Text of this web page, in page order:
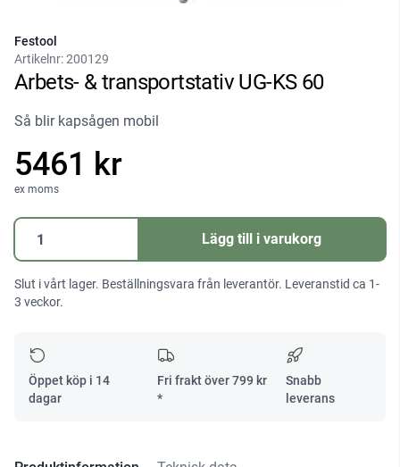
Festool
Artikelnr:200129
Arbets- & transportstativ UG-KS 60
Så blir kapsågen mobil
5461 kr
ex moms
Arbets-
UG-
mängd
Lägg till i varukorg
Slut i vårt lager. Beställningsvara från leverantör. Leveranstid ca 1-
3 veckor.
Öppet köp i 14
dagar
Fri frakt över799 kr
*
Snabb
leverans